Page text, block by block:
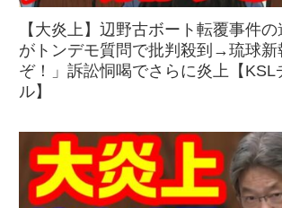
【大炎上】辺野古ボート転覆事件
がトンデモ質問で批判殺到→琉球新
ぞ！」訴訟恫喝でさらに炎上【KSL
ル】